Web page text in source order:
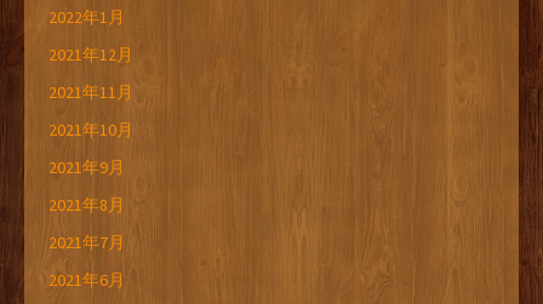
2022年1月
2021年12月
2021年11月
2021年10月
2021年9月
2021年8月
2021年7月
2021年6月